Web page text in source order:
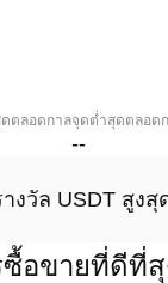
ดตลอดกาลจุดต่ำสุดตลอด
--
วัล USDT สูงสุ
อขายที่ดีที่สุ